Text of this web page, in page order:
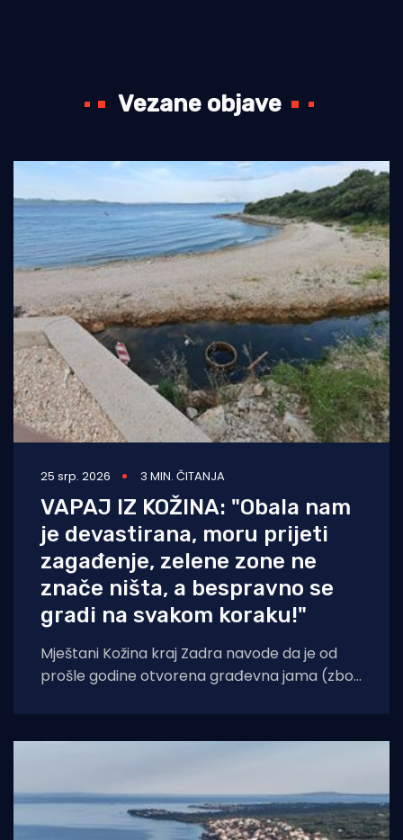
Vezane objave
25 srp. 2026 3 MIN. ČITANJA
VAPAJ IZ KOŽINA: "Obala nam
je devastirana, moru prijeti
zagađenje, zelene zone ne
znače ništa, a bespravno se
gradi na svakom koraku!"
Mještani Kožina kraj Zadra navode da je od
prošle godine otvorena građevna jama (zbog